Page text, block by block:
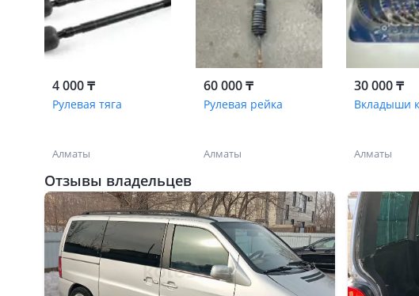
4 000 ₸
Рулевая тяга
Алматы
60 000 ₸
Рулевая рейка
Алматы
30 000 ₸
Вкладыши
Алматы
Отзывы владельцев